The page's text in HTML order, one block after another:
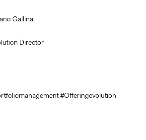
Gallina
Director
#Offeringevolution